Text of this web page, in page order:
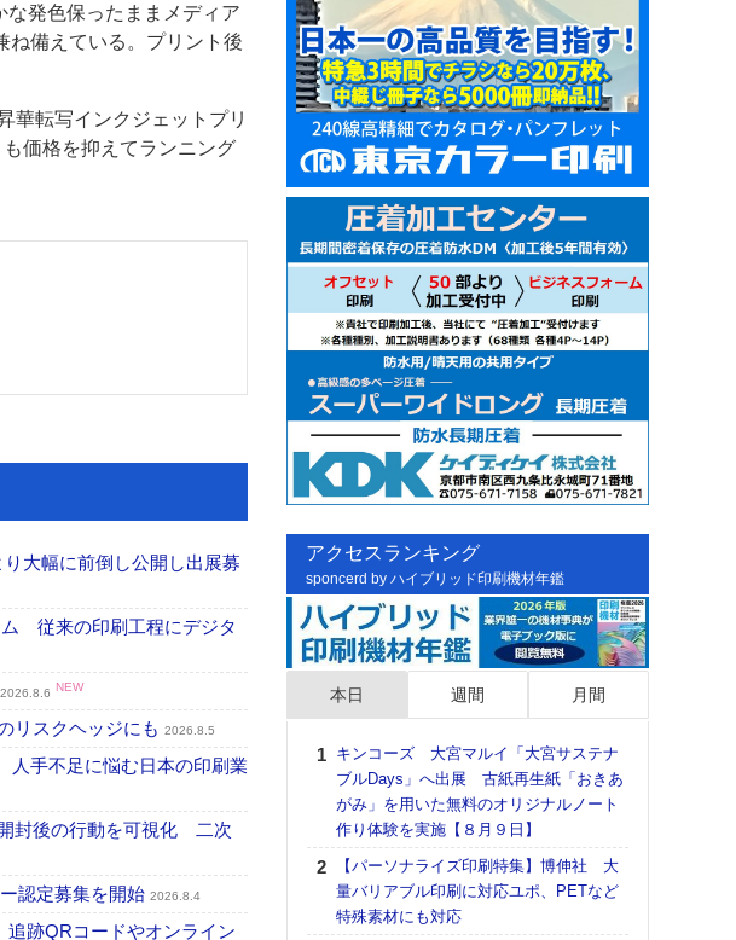
な発色保ったままメディア
ね備えている。プリント後
華転写インクジェットプリ
価格を抑えてランニング
大幅に前倒し公開し出展募
ム 従来の印刷工程にデジタ
2026.8.6 NEW
リスクヘッジにも 2026.8.5
人手不足に悩む日本の印刷業
封後の行動を可視化 二次
認定募集を開始 2026.8.4
跡QRコードやオンライン
アクセスランキング
sponcerd by ハイブリッド印刷機材年鑑
本日 週間 月間
キンコーズ 大宮マルイ「大宮サステナ
ブルDays」へ出展 古紙再生紙「おきあ
がみ」を用いた無料のオリジナルノート
作り体験を実施【８月９日】
【パーソナライズ印刷特集】博伸社 大
量バリアブル印刷に対応ユポ、PETなど
特殊素材にも対応